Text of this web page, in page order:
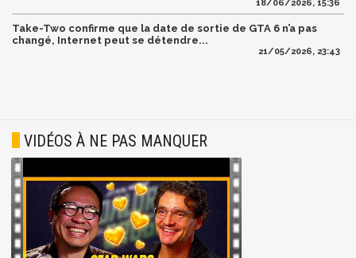
18/06/2026, 15:36
Take-Two confirme que la date de sortie de GTA 6 n’a pas
changé, Internet peut se détendre...
21/05/2026, 23:43
VIDÉOS À NE PAS MANQUER